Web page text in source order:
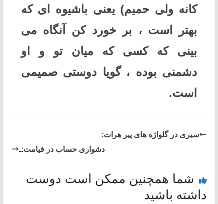
کانه ولی حمیم) یعنی باشیوه ای که
بهتر است ، بر خورد کن آنگاه می
بینی که کسی که میان تو و او
دشمنی بوده ، گویا دوستی صمیمی
است.
سیری در گلواژه های پیر هرات:
دشواری حساب در قیامت:ـ
شما همچنین ممکن است دوست
داشته باشید